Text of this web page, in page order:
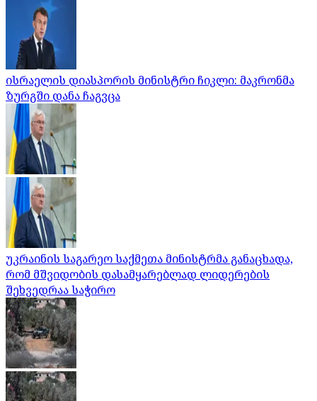
ისრაელის დიასპორის მინისტრი ჩიკლი: მაკრონმა
ზურგში დანა ჩაგვცა
უკრაინის საგარეო საქმეთა მინისტრმა განაცხადა,
რომ მშვიდობის დასამყარებლად ლიდერების
შეხვედრაა საჭირო